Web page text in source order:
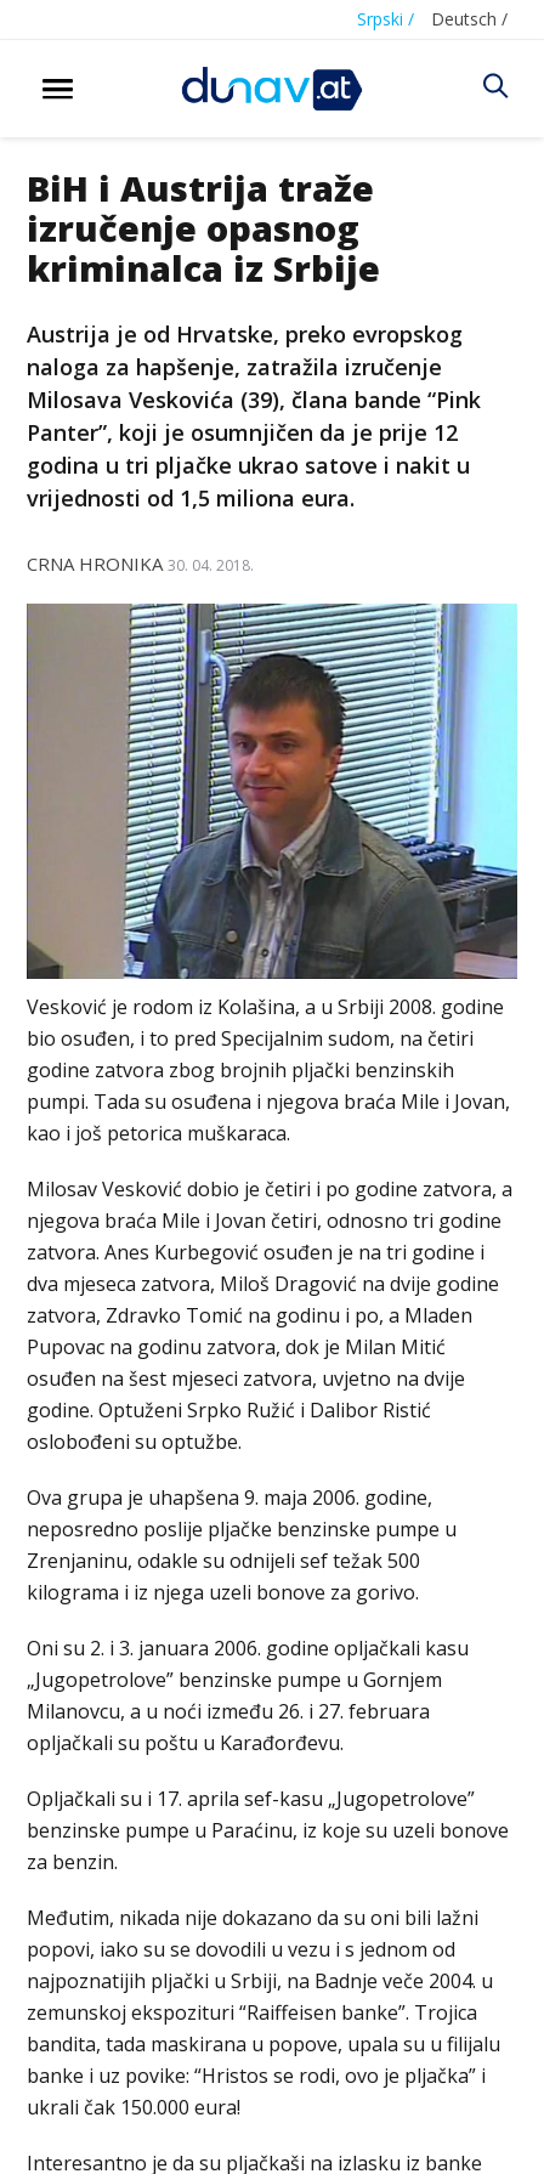
Srpski / Deutsch /
BiH i Austrija traže
izručenje opasnog
kriminalca iz Srbije
Austrija je od Hrvatske, preko evropskog
naloga za hapšenje, zatražila izručenje
Milosava Veskovića (39), člana bande “Pink
Panter”, koji je osumnjičen da je prije 12
godina u tri pljačke ukrao satove i nakit u
vrijednosti od 1,5 miliona eura.
CRNA HRONIKA 30. 04. 2018.
Vesković je rodom iz Kolašina, a u Srbiji 2008. godine
bio osuđen, i to pred Specijalnim sudom, na četiri
godine zatvora zbog brojnih pljački benzinskih
pumpi. Tada su osuđena i njegova braća Mile i Jovan,
kao i još petorica muškaraca.
Milosav Vesković dobio je četiri i po godine zatvora, a
njegova braća Mile i Jovan četiri, odnosno tri godine
zatvora. Anes Kurbegović osuđen je na tri godine i
dva mjeseca zatvora, Miloš Dragović na dvije godine
zatvora, Zdravko Tomić na godinu i po, a Mladen
Pupovac na godinu zatvora, dok je Milan Mitić
osuđen na šest mjeseci zatvora, uvjetno na dvije
godine. Optuženi Srpko Ružić i Dalibor Ristić
oslobođeni su optužbe.
Ova grupa je uhapšena 9. maja 2006. godine,
neposredno poslije pljačke benzinske pumpe u
Zrenjaninu, odakle su odnijeli sef težak 500
kilograma i iz njega uzeli bonove za gorivo.
Oni su 2. i 3. januara 2006. godine opljačkali kasu
„Jugopetrolove” benzinske pumpe u Gornjem
Milanovcu, a u noći između 26. i 27. februara
opljačkali su poštu u Karađorđevu.
Opljačkali su i 17. aprila sef-kasu „Jugopetrolove”
benzinske pumpe u Paraćinu, iz koje su uzeli bonove
za benzin.
Međutim, nikada nije dokazano da su oni bili lažni
popovi, iako su se dovodili u vezu i s jednom od
najpoznatijih pljački u Srbiji, na Badnje veče 2004. u
zemunskoj ekspozituri “Raiffeisen banke”. Trojica
bandita, tada maskirana u popove, upala su u filijalu
banke i uz povike: “Hristos se rodi, ovo je pljačka” i
ukrali čak 150.000 eura!
Interesantno je da su pljačkaši na izlasku iz banke